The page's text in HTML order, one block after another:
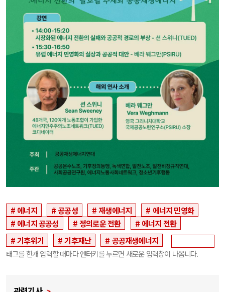
에너지 공공성 재생에너지
에너지 민영화
에너지 공공성
정의로운 전환
에너지 전환
기후위기
기후재난 공공재생에너지
태그를 한개 입력할 때마다 엔터키를 누르면 새로운 입력창이 나옵니다.